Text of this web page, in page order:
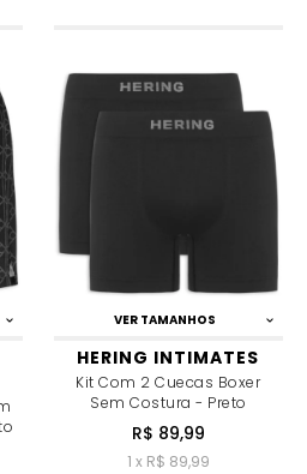
VER TAMANHOS
HERING INTIMATES
Kit Com 2 Cuecas Boxer
Sem Costura - Preto
R$ 89,99
1 x R$ 89,99